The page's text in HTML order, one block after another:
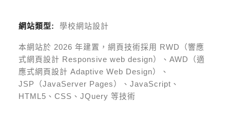
網站類型: 學校網站設計
本網站於 2026 年建置，網頁技術採用 RWD（響應
式網頁設計 Responsive web design）、AWD（適
應式網頁設計 Adaptive Web Design）、
JSP（JavaServer Pages）、JavaScript、
HTML5、CSS、JQuery 等技術